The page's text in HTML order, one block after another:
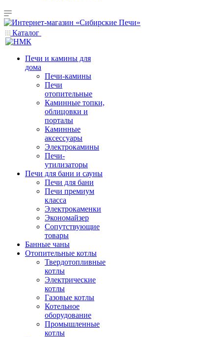
Каталог
Печи и камины для
дома
Печи-камины
Печи
отопительные
Каминные топки,
облицовки и
порталы
Каминные
аксессуары
Электрокамины
Печи-
утилизаторы
Печи для бани и сауны
Печи для бани
Печи премиум
класса
Электрокаменки
Экономайзер
Сопутствующие
товары
Банные чаны
Отопительные котлы
Твердотопливные
котлы
Электрические
котлы
Газовые котлы
Котельное
оборудование
Промышленные
котлы